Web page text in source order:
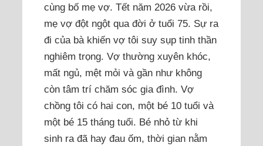
cùng bố mẹ vợ. Tết năm 2026 vừa rồi,
mẹ vợ đột ngột qua đời ở tuổi 75. Sự ra
đi của bà khiến vợ tôi suy sụp tinh thần
nghiêm trọng. Vợ thường xuyên khóc,
mất ngủ, mệt mỏi và gần như không
còn tâm trí chăm sóc gia đình. Vợ
chồng tôi có hai con, một bé 10 tuổi và
một bé 15 tháng tuổi. Bé nhỏ từ khi
sinh ra đã hay đau ốm, thời gian nằm